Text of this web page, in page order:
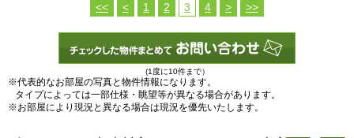
<< < 1 2 3 4 > >>
(1度に10件まで）
※代表的なお部屋の写真と物件情報になります。
タイプによっては一部仕様・眺望等が異なる場合があります。
※お部屋により現況と異なる場合は現況を優先いたします。